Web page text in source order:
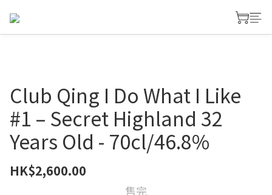
Club Qing I Do What I Like
#1 – Secret Highland 32
Years Old - 70cl/46.8%
HK$2,600.00
售完